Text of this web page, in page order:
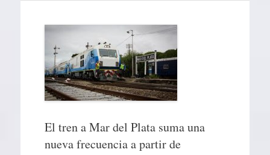
El tren a Mar del Plata suma una
nueva frecuencia a partir de